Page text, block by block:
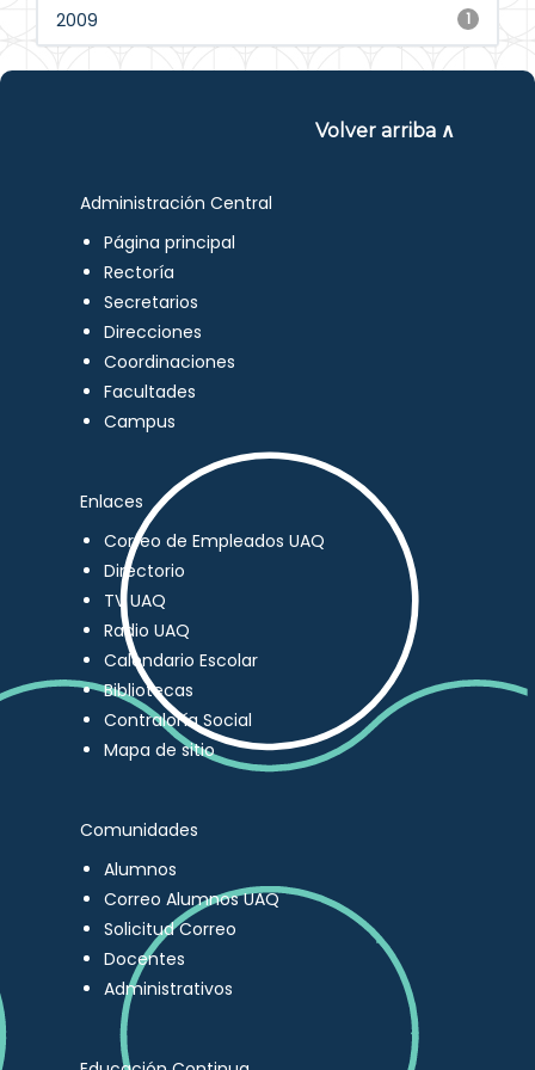
1
2009
Volver arriba ∧
Administración Central
Página principal
Rectoría
Secretarios
Direcciones
Coordinaciones
Facultades
Campus
Enlaces
Correo de Empleados UAQ
Directorio
TV UAQ
Radio UAQ
Calendario Escolar
Bibliotecas
Contraloría Social
Mapa de sitio
Comunidades
Alumnos
Correo Alumnos UAQ
Solicitud Correo
Docentes
Administrativos